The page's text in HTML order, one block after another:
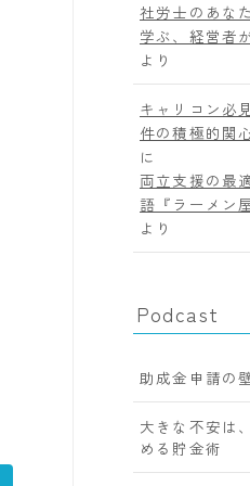
社労士のあな
学ぶ、経営者
より
キャリコン必
件の積極的関
に
両立支援の最
語『ラーメン
より
Podcast
助成金申請の
大きな不安は
める貯金術